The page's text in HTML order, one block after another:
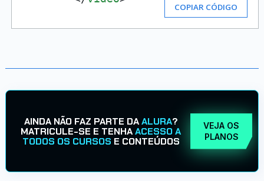
COPIAR CÓDIGO
AINDA NÃO FAZ PARTE DAALURA?
MATRICULE-SE E TENHAACESSO A
TODOS OS CURSOS E CONTEÚDOS
VEJA OS
PLANOS